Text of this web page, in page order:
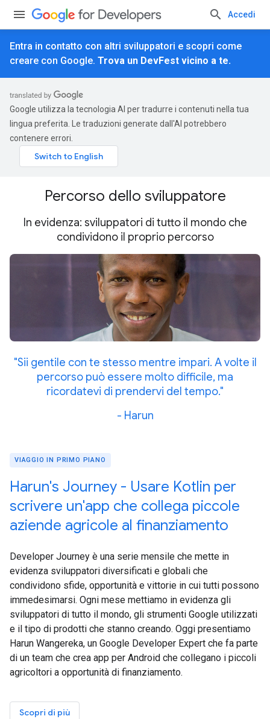
Accedi
Entra in contatto con altri sviluppatori e scopri come
creare con Google. Trova un DevFest vicino a te.
Google utilizza la tecnologia AI per tradurre i contenuti nella tua
lingua preferita. Le traduzioni generate dall'AI potrebbero
contenere errori.
Percorso dello sviluppatore
In evidenza: sviluppatori di tutto il mondo che
condividono il proprio percorso
"Sii gentile con te stesso mentre impari. A volte il
percorso può essere molto difficile, ma
ricordatevi di prendervi del tempo."
- Harun
VIAGGIO IN PRIMO PIANO
Harun's Journey - Usare Kotlin per
scrivere un'app che collega piccole
aziende agricole al finanziamento
Developer Journey è una serie mensile che mette in
evidenza sviluppatori diversificati e globali che
condividono sfide, opportunità e vittorie in cui tutti possono
immedesimarsi. Ogni mese mettiamo in evidenza gli
sviluppatori di tutto il mondo, gli strumenti Google utilizzati
e il tipo di prodotti che stanno creando. Oggi presentiamo
Harun Wangereka, un Google Developer Expert che fa parte
di un team che crea app per Android che collegano i piccoli
agricoltori a opportunità di finanziamento.
Scopri di più